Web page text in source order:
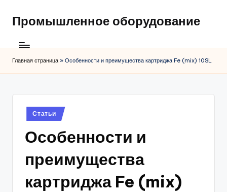
Промышленное оборудование
Главная страница » Особенности и преимущества картриджа Fe (mix) 10SL
Posted
in
Статьи
Особенности и
преимущества
картриджа Fe (mix)